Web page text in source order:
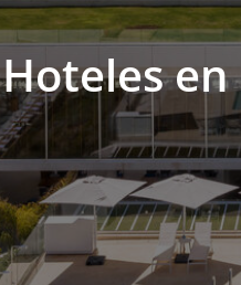
Hoteles